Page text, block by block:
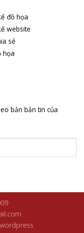
đồ họa
website
sẻ
họa
bản bản tin của